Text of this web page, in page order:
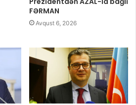
FƏRMAN
Avqust 6, 2026